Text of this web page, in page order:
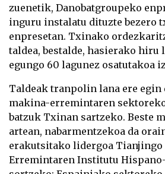
zuenetik, Danobatgroupeko
inguru instalatu dituzte bezero
enpresetan. Txinako
taldea, bestalde, hasierako hiru
egungo 60 lagunez osatutakoa
Taldeak tranpolin lana ere egin
makina-erremintaren
batzuk Txinan sartzeko. Beste
artean, nabarmentzekoa da
erakutsitako lidergoa
Erremintaren Institutu